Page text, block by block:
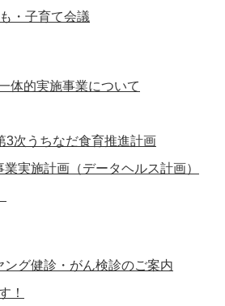
・子育て会議
体的実施事業について
次うちなだ食育推進計画
実施計画（データヘルス計画）
グ健診・がん検診のご案内
！